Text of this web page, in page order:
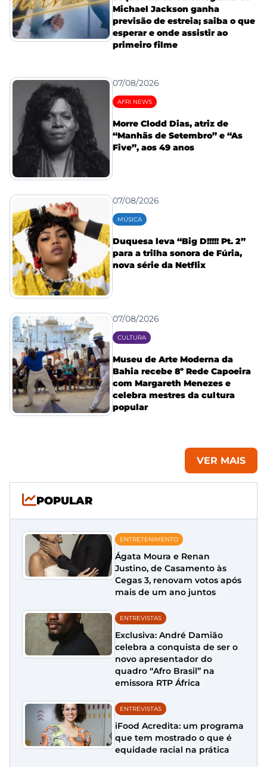
Michael Jackson ganha
previsão de estreia; saiba o que
esperar e onde assistir ao
primeiro filme
07/08/2026
AFRI NEWS
Morre Clodd Dias, atriz de
“Manhãs de Setembro” e “As
Five”, aos 49 anos
07/08/2026
MÚSICA
Duquesa leva “Big D!!!!! Pt. 2”
para a trilha sonora de Fúria,
nova série da Netflix
07/08/2026
CULTURA
Museu de Arte Moderna da
Bahia recebe 8º Rede Capoeira
com Margareth Menezes e
celebra mestres da cultura
popular
VER MAIS
POPULAR
ENTRETENIMENTO
Ágata Moura e Renan
Justino, de Casamento às
Cegas 3, renovam votos após
mais de um ano juntos
ENTREVISTAS
Exclusiva: André Damião
celebra a conquista de ser o
novo apresentador do
quadro “Afro Brasil” na
emissora RTP África
ENTREVISTAS
iFood Acredita: um programa
que tem mostrado o que é
equidade racial na prática